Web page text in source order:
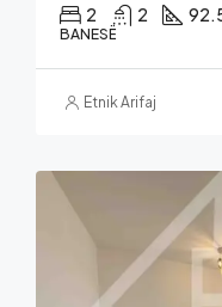
2 2
BANESË
Etnik Arifaj